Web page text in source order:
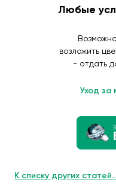
Любые
возложить
- отдать
Уход за
К списку других